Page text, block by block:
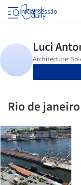
Iniciar sessão
Rio de janeiro